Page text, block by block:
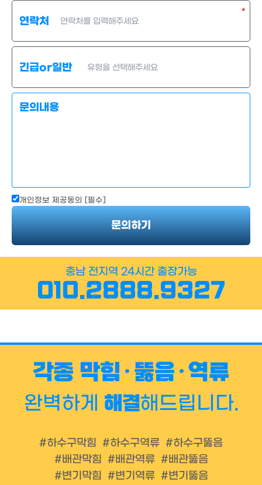
연락처
*
긴급or일반
문의내용
개인정보 제공동의 [필수]
문의하기
충남 전지역 24시간 출장가능
010.2888.9327
각종 막힘·뚫음·역류
완벽하게 해결해드립니다.
#하수구막힘 #하수구역류 #하수구뚫음
#배관막힘 #배관역류 #배관뚫음
#변기막힘 #변기역류 #변기뚫음